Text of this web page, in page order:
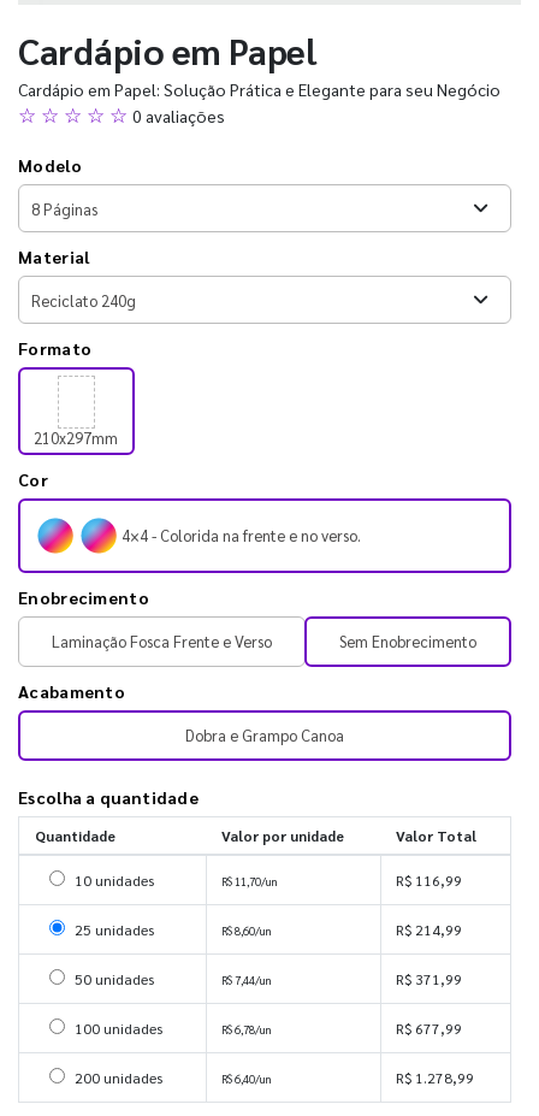
Cardápio em Papel
Cardápio em Papel: Solução Prática e Elegante para seu Negócio
☆ ☆ ☆ ☆ ☆ 0 avaliações
Modelo
Material
Formato
210x297mm
Cor
4×4 - Colorida na frente e no verso.
Enobrecimento
Laminação Fosca Frente e Verso Sem Enobrecimento
Acabamento
Dobra e Grampo Canoa
Escolha a quantidade
Quantidade Valor por unidade Valor Total
Selecionar 10 unidades
10 unidades R$ 11,70/un R$ 116,99
Selecionar 25 unidades
25 unidades R$ 8,60/un R$ 214,99
Selecionar 50 unidades
50 unidades R$ 7,44/un R$ 371,99
Selecionar 100 unidades
100 unidades R$ 6,78/un R$ 677,99
Selecionar 200 unidades
200 unidades R$ 6,40/un R$ 1.278,99